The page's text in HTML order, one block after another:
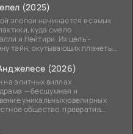
(2025)
эпопеи начинается в самых
куда смело
и Нейтири. Их цель –
тайн, окутывающих планеты
(2026)
на элитных виллах
— бесшумная и
уникальных ювелирных
общество, превратив